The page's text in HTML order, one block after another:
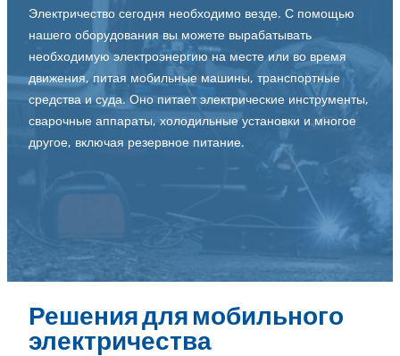
Электричество сегодня необходимо везде. С помощью
нашего оборудования вы можете вырабатывать
необходимую электроэнергию на месте или во время
движения, питая мобильные машины, транспортные
средства и суда. Оно питает электрические инструменты,
сварочные аппараты, холодильные установки и многое
другое, включая резервное питание.
Решения для мобильного
электричества